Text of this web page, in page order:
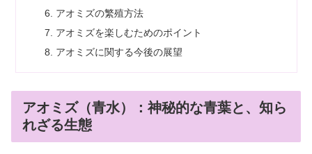
アオミズの繁殖方法
アオミズを楽しむためのポイント
アオミズに関する今後の展望
アオミズ（青水）：神秘的な青葉と、知ら
れざる生態